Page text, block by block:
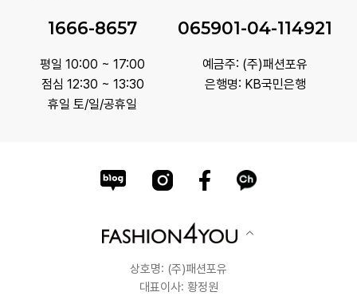
1666-8657
평일 10:00 ~ 17:00
점심 12:30 ~ 13:30
휴일 토/일/공휴일
065901-04-114921
예금주: (주)패션포유
은행명: KB국민은행
상호명: (주)패션포유
대표이사: 황정원